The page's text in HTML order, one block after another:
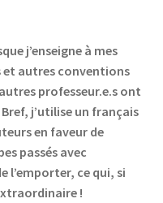
j’enseigne à mes
et autres conventions
professeur.e.s ont
Bref, j’utilise un français
en faveur de
passés avec
l’emporter, ce qui, si
!